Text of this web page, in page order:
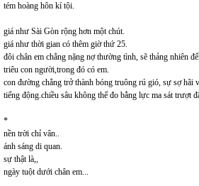
tém hoàng hôn kí tội.
giá như Sài Gòn rộng hơn một chút.
giá như thời gian có thêm giờ thứ 25.
đôi chân em chẳng nặng nợ thường tình, sẽ thảng nhiên
triêu con người,trong đó có em.
con đường chẳng trở thành bóng truông rú gió, sự sợ hãi
tiếng động.chiều sâu không thể đo bằng lực ma sát trượt
*
nền trời chỉ vân..
ánh sáng di quan.
sự thật là,,
ngày tuột dưới chân em...